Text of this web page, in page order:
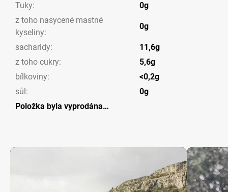
Tuky:
0g
z toho nasycené mastné
kyseliny:
0g
sacharidy:
11,6g
z toho cukry:
5,6g
bílkoviny:
<0,2g
sůl :
0g
Položka byla vyprodána…